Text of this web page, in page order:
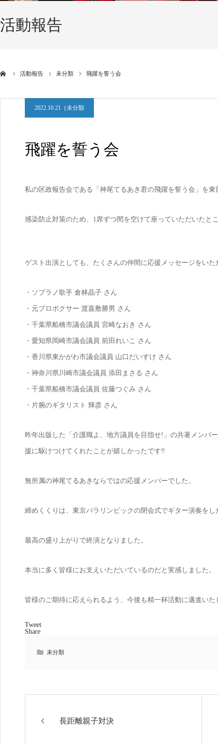
活動報告
活動報告 未分類 飛躍を誓う会
2022.10.21 未分類
飛躍を誓う会
私の区政報告会である「神尾てるあき君の飛躍を誓う会」を
感染防止対策のため、1席ずつ間を空けて座っていただいたと
ゲスト出演としても、たくさんの仲間に応援メッセージをい
・ソプラノ歌手 倉林晶子 さん
・元プロボクサー 渡嘉敷勝男 さん
・千葉県船橋市議会議員 宮崎なおき さん
・愛知県岡崎市議会議員 前田れいこ さん
・香川県東かがわ市議会議員 山口だいすけ さん
・神奈川県川崎市議会議員 添田まさる さん
・千葉県船橋市議会議員 佐藤つぐみ さん
・片腕のギタリスト 輝彦 さん
昨年出版した「介護職よ、地方議員を目指せ!」の共著メンバ
援に駆けつけてくれたことが嬉しかったです‼️
無所属の神尾てるあきならではの応援メンバーでした。
締めくくりは、東京パラリンピックの閉会式でギター演奏を
最高の盛り上がりで終演となりました。
本当に多く皆様にお支えいただいているのだと実感しました。
皆様のご期待に応えられるよう、今後も精一杯活動に邁進いた
Tweet
Share
未分類
長距離親子対決